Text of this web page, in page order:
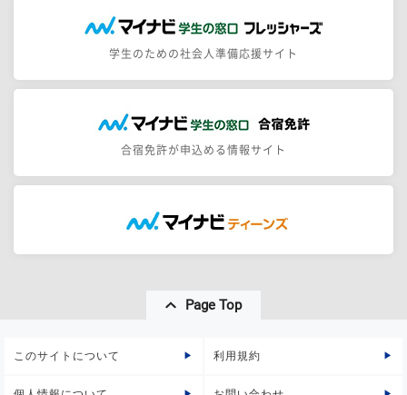
学生のための社会人準備応援サイト
合宿免許が申込める情報サイト
Page Top
このサイトについて 利用規約